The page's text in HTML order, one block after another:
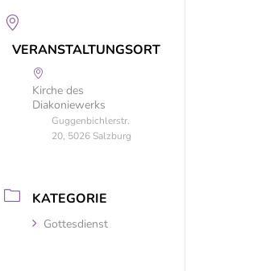
VERANSTALTUNGSORT
Kirche des
Diakoniewerks
Guggenbichlerstr.
20, 5026 Salzburg
KATEGORIE
Gottesdienst